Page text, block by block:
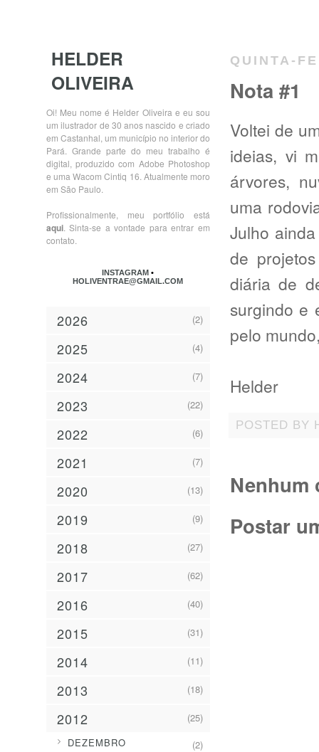
QUINTA-
Nota #1
Voltei de
ideias, vi
árvores,
uma
Julho
de
diária de
surgindo e
pelo
Helder
POSTED BY
Nenhum
Postar
HELDER
OLIVEIRA
Oi! Meu nome é Helder Oliveira e eu sou
um ilustrador de 30 anos nascido e criado
em Castanhal, um município no interior do
Pará. Grande parte do meu trabalho é
digital, produzido com Adobe Photoshop
e uma Wacom Cintiq 16. Atualmente moro
em São Paulo.
Profissionalmente, meu portfólio está
aqui . Sinta-se a vontade para entrar em
contato.
INSTAGRAM•
HOLIVENTRAE@GMAIL.COM
2026 (2)
2025 (4)
2024 (7)
2023 (22)
2022 (6)
2021 (7)
2020 (13)
2019 (9)
2018 (27)
2017 (62)
2016 (40)
2015 (31)
2014 (11)
2013 (18)
2012 (25)
► DEZEMBRO (2)